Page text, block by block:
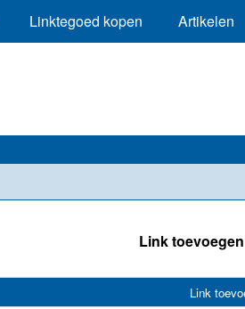
Linktegoed kopen Artikelen
Link toevoegen
Link